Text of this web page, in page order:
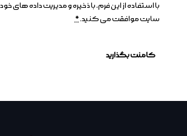
با استفاده از این فرم، با ذخیره و مدیریت داده های
سایت موافقت می کنید.*